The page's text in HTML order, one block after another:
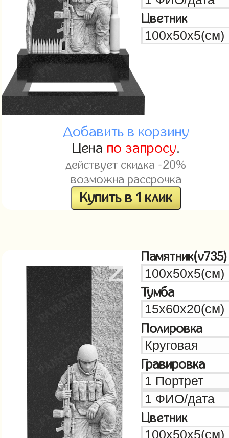
Цветник
Добавить в корзину
Цена по запросу.
действует скидка -20%
возможна рассрочка
Купить в 1 клик
Памятник(v735)
Тумба
Полировка
Гравировка
Цветник